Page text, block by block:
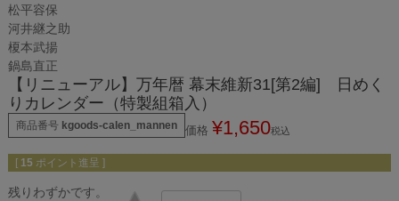
松平容保
河井継之助
榎本武揚
鍋島直正
【リニューアル】万年暦 幕末維新31[第2編] 日めく
りカレンダー（特製組箱入）
商品番号 kgoods-calen_mannen 価格 ¥1,650税込
[ 15 ポイント進呈 ]
残りわずかです。